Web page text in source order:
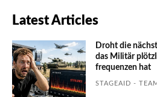
Latest Articles
Droht die
das Mili­tär
fre­quen­zen hat
STAGEAID -